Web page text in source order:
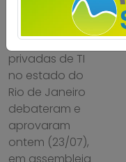
trabalhadores e
trabalhadoras
em empresas
privadas de TI
no estado do
Rio de Janeiro
debateram e
aprovaram
ontem (23/07),